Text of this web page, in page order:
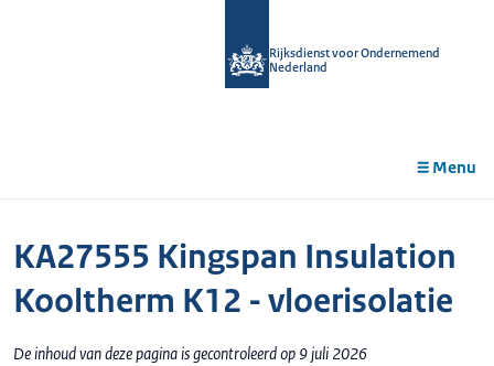
Rijksdienst voor Ondernemend
Nederland
Menu
KA27555 Kingspan Insulation
Kooltherm K12 - vloerisolatie
De inhoud van deze pagina is gecontroleerd op 9 juli 2026